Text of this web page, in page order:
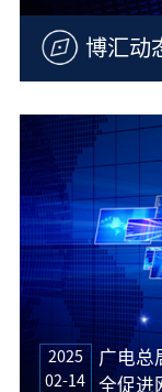
博汇动
2025
02-14
广电总
全促进